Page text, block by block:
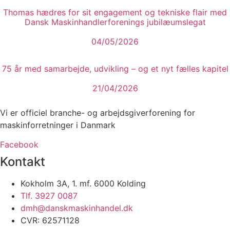
Thomas hædres for sit engagement og tekniske flair med
Dansk Maskinhandlerforenings jubilæumslegat
04/05/2026
75 år med samarbejde, udvikling – og et nyt fælles kapitel
21/04/2026
Vi er officiel branche- og arbejdsgiverforening for
maskinforretninger i Danmark
Facebook
Kontakt
Kokholm 3A, 1. mf. 6000 Kolding
Tlf. 3927 0087
dmh@danskmaskinhandel.dk
CVR: 62571128